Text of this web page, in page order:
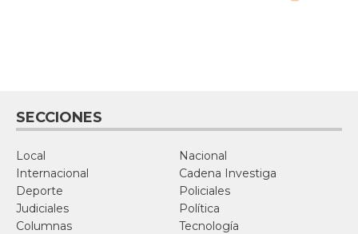
SECCIONES
Local
Nacional
Internacional
Cadena Investiga
Deporte
Policiales
Judiciales
Política
Columnas
Tecnología